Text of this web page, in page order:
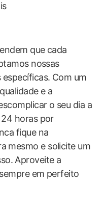
que cada
nossas
específicas. Com um
e a
o seu dia a
horas por
fique ‍na
mesmo e solicite um
Aproveite a
em perfeito